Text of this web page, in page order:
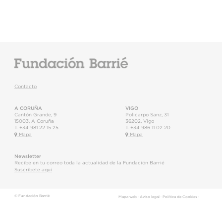
Contacto
A CORUÑA
Cantón Grande, 9
15003
A Coruña
T. +34 981 22 15 25
Mapa
VIGO
Policarpo Sanz, 31
36202 Vigo
T. +34 986 11 02 20
Mapa
Newsletter
Recibe en tu correo toda la actualidad de la Fundación Barrié
Suscríbete aquí
© Fundación Barrié Mapa web· Aviso legal · Política de Cookies ·